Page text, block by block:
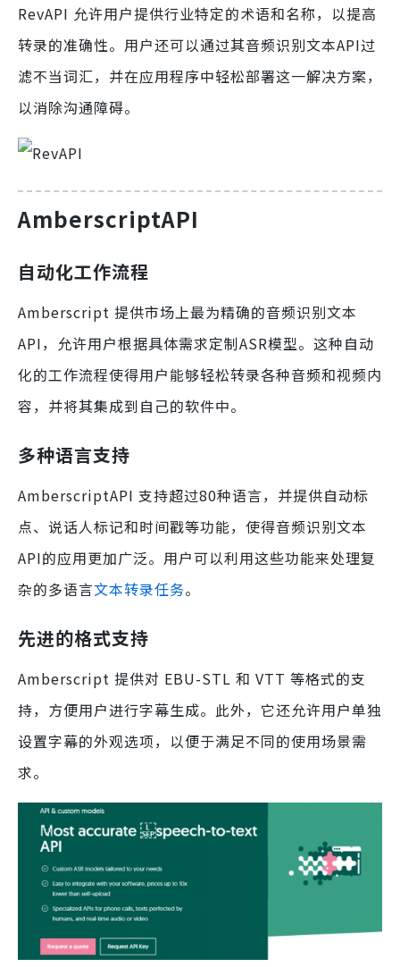
RevAPI 允许用户提供行业特定的术语和名称，以提高
转录的准确性。用户还可以通过其音频识别文本API过
滤不当词汇，并在应用程序中轻松部署这一解决方案，
以消除沟通障碍。
AmberscriptAPI
自动化工作流程
Amberscript 提供市场上最为精确的音频识别文本
API，允许用户根据具体需求定制ASR模型。这种自动
化的工作流程使得用户能够轻松转录各种音频和视频内
容，并将其集成到自己的软件中。
多种语言支持
AmberscriptAPI 支持超过80种语言，并提供自动标
点、说话人标记和时间戳等功能，使得音频识别文本
API的应用更加广泛。用户可以利用这些功能来处理复
杂的多语言文本转录任务。
先进的格式支持
Amberscript 提供对 EBU-STL 和 VTT 等格式的支
持，方便用户进行字幕生成。此外，它还允许用户单独
设置字幕的外观选项，以便于满足不同的使用场景需
求。